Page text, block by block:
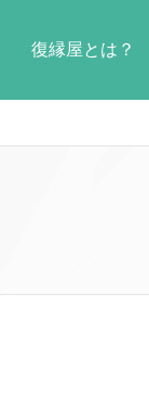
復縁屋とは？